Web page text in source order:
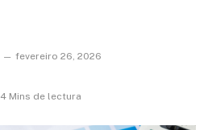
fevereiro 26, 2026
4 Mins de lectura